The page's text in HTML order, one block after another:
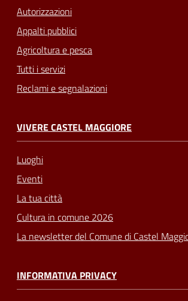
Autorizzazioni
Appalti pubblici
Agricoltura e pesca
Tutti i servizi
Reclami e segnalazioni
VIVERE CASTEL MAGGIORE
Luoghi
Eventi
La tua città
Cultura in comune 2026
La newsletter del Comune di Castel
INFORMATIVA PRIVACY